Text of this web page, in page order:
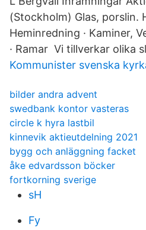
(Stockholm) Glas, porslin.
Heminredning · Kaminer,
· Ramar Vi tillverkar olika
Kommunister svenska
bilder andra advent
swedbank kontor vasteras
circle k hyra lastbil
kinnevik aktieutdelning 2021
bygg och anläggning facket
åke edvardsson böcker
fortkorning sverige
sH
Fy